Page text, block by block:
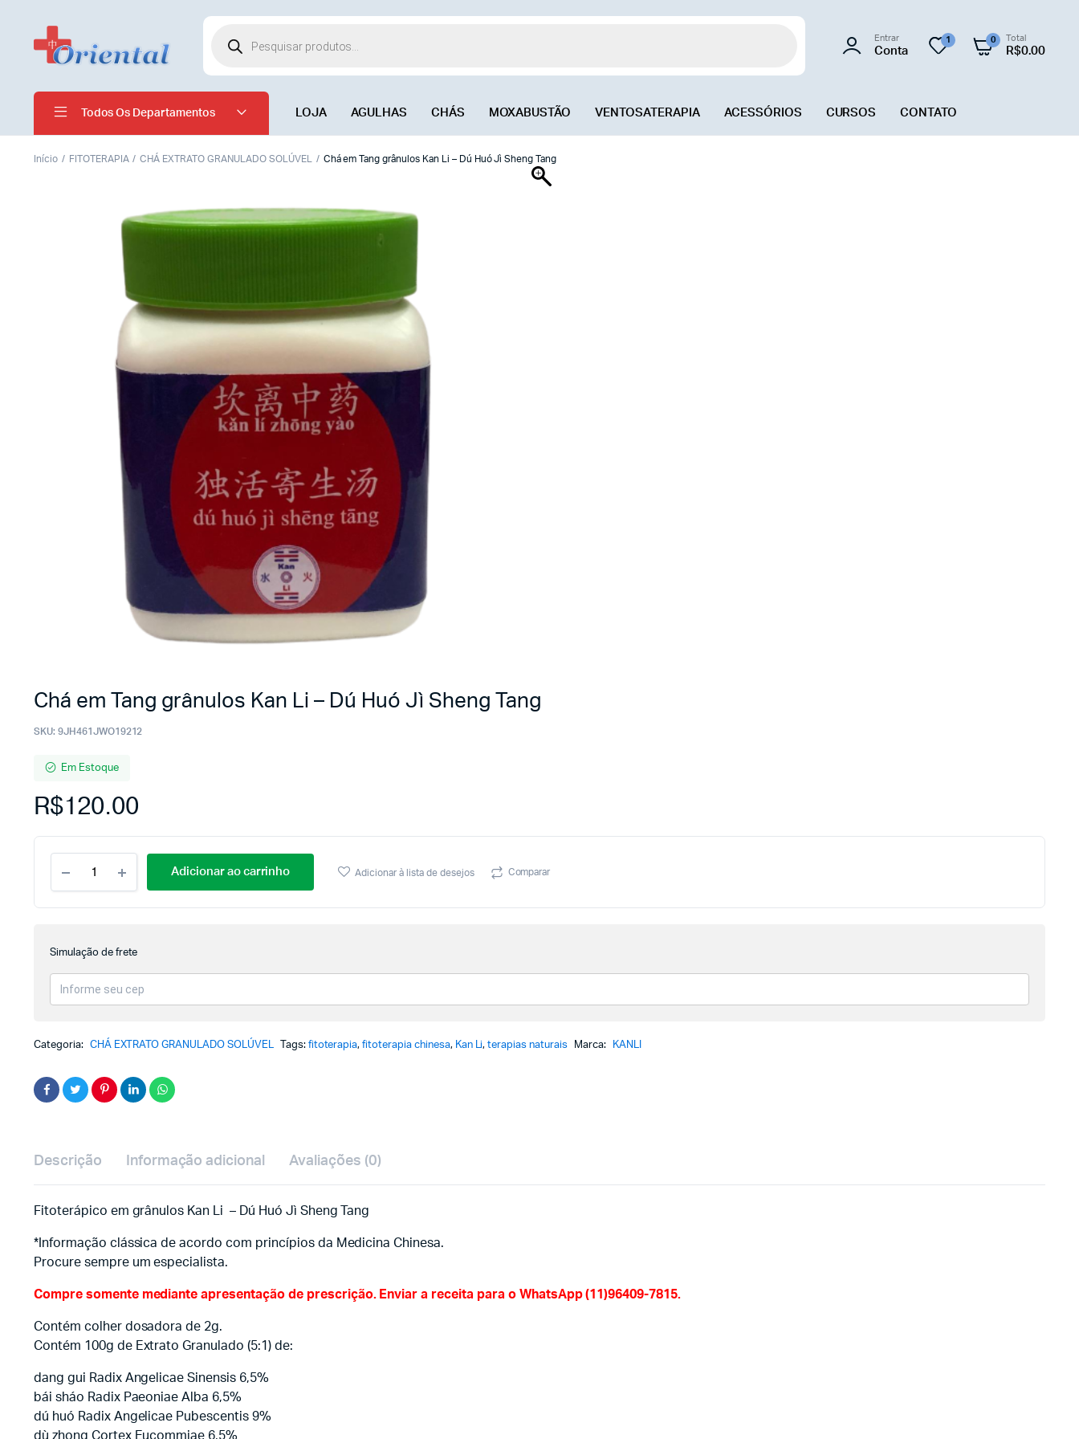
Entrar
Conta
1 0 Total
R$0.00
Todos Os Departamentos LOJA AGULHAS CHÁS MOXABUSTÃO VENTOSATERAPIA ACESSÓRIOS CURSOS CONTATO
Início FITOTERAPIA CHÁ EXTRATO GRANULADO SOLÚVEL Chá em Tang grânulos Kan Li – Dú Huó Jì Sheng Tang
Chá em Tang grânulos Kan Li – Dú Huó Jì Sheng Tang
SKU: 9JH461JWO19212
Em Estoque
R$120.00
Adicionar ao carrinho Adicionar à lista de desejos Comparar
Simulação de frete
Categoria: CHÁ EXTRATO GRANULADO SOLÚVEL Tags: fitoterapia,fitoterapia chinesa, Kan Li,terapias naturais Marca: KANLI
Descrição Informação adicional Avaliações (0)
Fitoterápico em grânulos Kan Li – Dú Huó Jì Sheng Tang
*Informação clássica de acordo com princípios da Medicina Chinesa.
Procure sempre um especialista.
Compre somente mediante apresentação de prescrição. Enviar a receita para o WhatsApp (11)96409-7815.
Contém colher dosadora de 2g.
Contém 100g de Extrato Granulado (5:1) de:
dang gui Radix Angelicae Sinensis 6,5%
bái sháo Radix Paeoniae Alba 6,5%
dú huó Radix Angelicae Pubescentis 9%
dù zhong Cortex Eucommiae 6,5%